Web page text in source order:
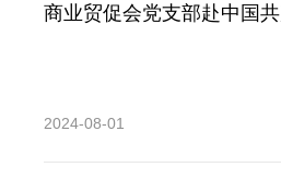
商业贸促会党支部赴中国
2024-08-01